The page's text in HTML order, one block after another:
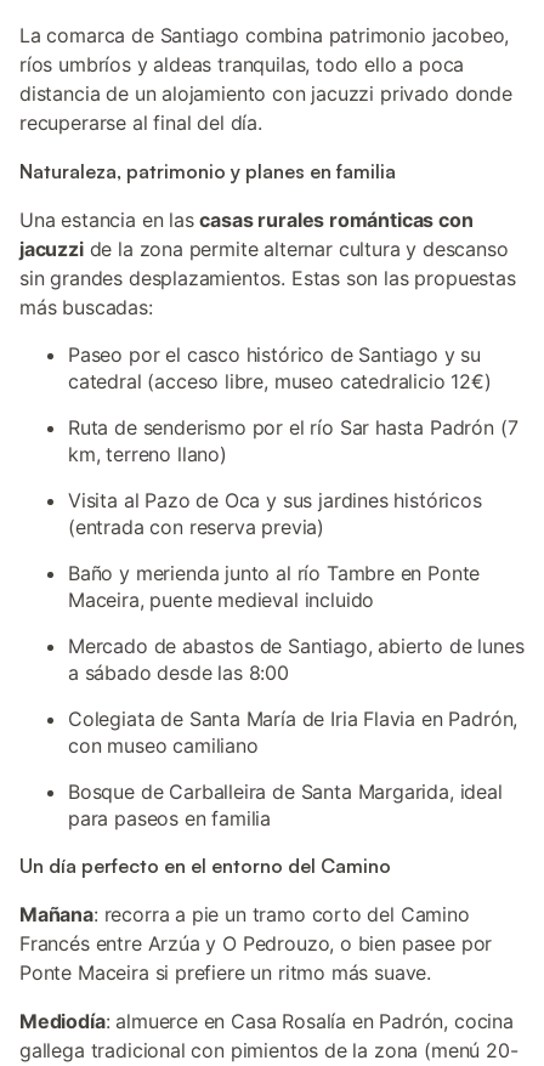
La comarca de Santiago combina patrimonio jacobeo,
ríos umbríos y aldeas tranquilas, todo ello a poca
distancia de un alojamiento con jacuzzi privado donde
recuperarse al final del día.
Naturaleza, patrimonio y planes en familia
Una estancia en lascasas rurales románticas con
jacuzzide la zona permite alternar cultura y descanso
sin grandes desplazamientos. Estas son las propuestas
más buscadas:
Paseo por el casco histórico de Santiago y su
catedral (acceso libre, museo catedralicio 12€)
Ruta de senderismo por el río Sar hasta Padrón (7
km, terreno llano)
Visita al Pazo de Oca y sus jardines históricos
(entrada con reserva previa)
Baño y merienda junto al río Tambre en Ponte
Maceira, puente medieval incluido
Mercado de abastos de Santiago, abierto de lunes
a sábado desde las 8:00
Colegiata de Santa María de Iria Flavia en Padrón,
con museo camiliano
Bosque de Carballeira de Santa Margarida, ideal
para paseos en familia
Un día perfecto en el entorno del Camino
Mañana: recorra a pie un tramo corto del Camino
Francés entre Arzúa y O Pedrouzo, o bien pasee por
Ponte Maceira si prefiere un ritmo más suave.
Mediodía: almuerce en Casa Rosalía en Padrón, cocina
gallega tradicional con pimientos de la zona (menú 20-